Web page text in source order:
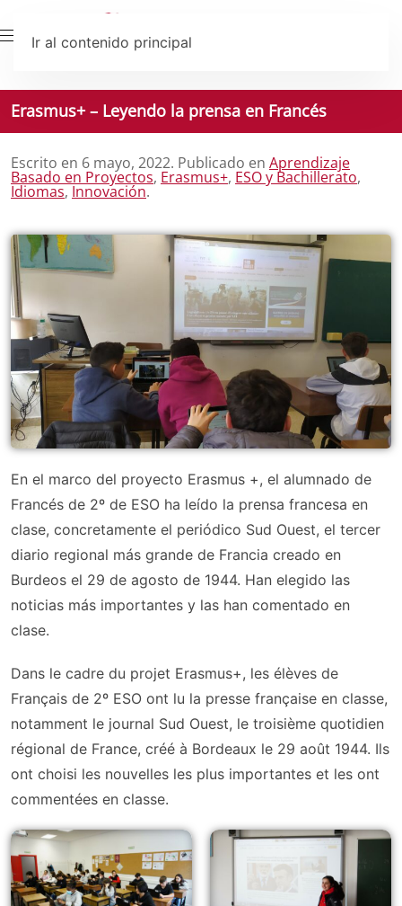
Ir al contenido principal
Erasmus+ – Leyendo la prensa en Francés
Escrito en 6 mayo, 2022. Publicado en Aprendizaje
Basado en Proyectos, Erasmus+, ESO y Bachillerato,
Idiomas, Innovación.
En el marco del proyecto Erasmus +, el alumnado de
Francés de 2º de ESO ha leído la prensa francesa en
clase, concretamente el periódico Sud Ouest, el tercer
diario regional más grande de Francia creado en
Burdeos el 29 de agosto de 1944. Han elegido las
noticias más importantes y las han comentado en
clase.
Dans le cadre du projet Erasmus+, les élèves de
Français de 2º ESO ont lu la presse française en classe,
notamment le journal Sud Ouest, le troisième quotidien
régional de France, créé à Bordeaux le 29 août 1944. Ils
ont choisi les nouvelles les plus importantes et les ont
commentées en classe.